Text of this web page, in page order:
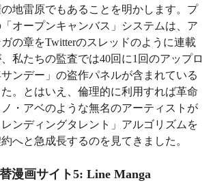
地雷原でもあることを明かします。プ
オープンキャンバス」システムは、ア
の章をTwitterのスレッドのように連載
私たちの監査では40回に1回のアップロ
ンデー」の盗作パネルが含まれている
。とはいえ、倫理的に利用すれば革命
・アベのような無名のアーティストが
ンディングタレント」アルゴリズムを
へと急成長するのを見てきました。
漫画サイト5: Line Manga